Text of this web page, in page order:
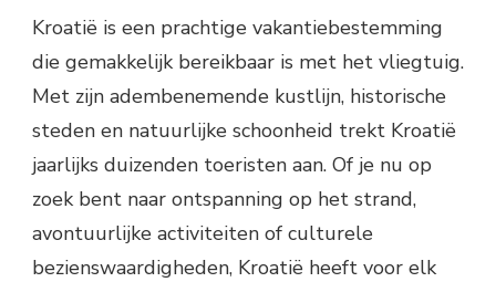
Kroatië is een prachtige vakantiebestemming
die gemakkelijk bereikbaar is met het vliegtuig.
Met zijn adembenemende kustlijn, historische
steden en natuurlijke schoonheid trekt Kroatië
jaarlijks duizenden toeristen aan. Of je nu op
zoek bent naar ontspanning op het strand,
avontuurlijke activiteiten of culturele
bezienswaardigheden, Kroatië heeft voor elk